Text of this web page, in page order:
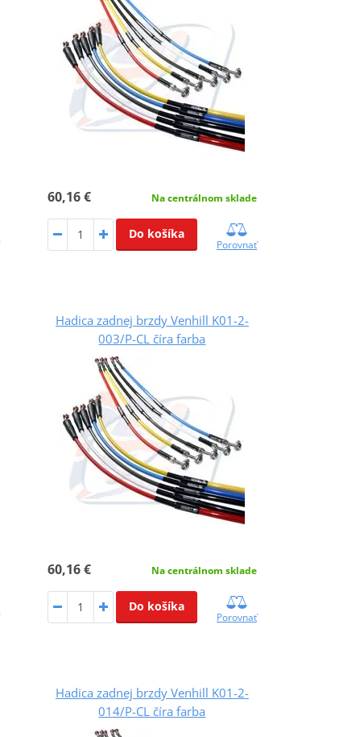
60,16 € Na centrálnom sklade
Do košíka
Porovnať
Hadica zadnej brzdy Venhill K01-2-
003/P-CL číra farba
60,16 € Na centrálnom sklade
Do košíka
Porovnať
Hadica zadnej brzdy Venhill K01-2-
014/P-CL číra farba